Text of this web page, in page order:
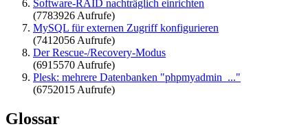
Software-RAID nachträglich einrichten
(7783926 Aufrufe)
MySQL für externen Zugriff konfigurieren
(7412056 Aufrufe)
Der Rescue-/Recovery-Modus
(6915570 Aufrufe)
Plesk: mehrere Datenbanken "phpmyadmin_..."
(6752015 Aufrufe)
Glossar